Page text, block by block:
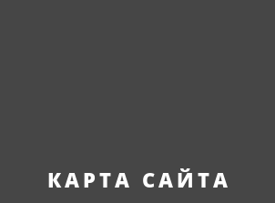
КАРТА САЙТА